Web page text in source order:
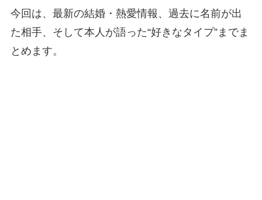
今回は、最新の結婚・熱愛情報、過去に名前が出
た相手、そして本人が語った“好きなタイプ”までま
とめます。